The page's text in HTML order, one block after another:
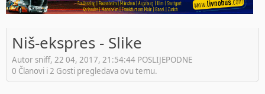
Niš-ekspres - Slike
Autor sniff, 22 04, 2017, 21:54:44 POSLIJEPODNE
0 Članovi i 2 Gosti pregledava ovu temu.